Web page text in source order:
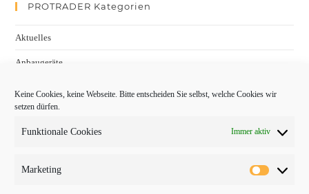
Keine Cookies, keine Webseite. Bitte entscheiden Sie selbst, welche Cookies wir
setzen dürfen.
Funktionale Cookies Immer aktiv
Marketing
PROTRADER Kategorien
Aktuelles
Anbaugeräte
Baumaschinen
Fachmessen